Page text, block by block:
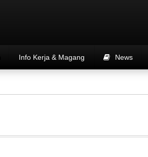
Info Kerja & Magang News